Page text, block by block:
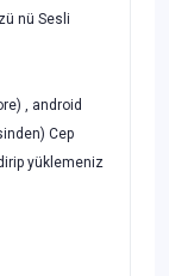
nü Sesli
, android
Cep
yüklemeniz